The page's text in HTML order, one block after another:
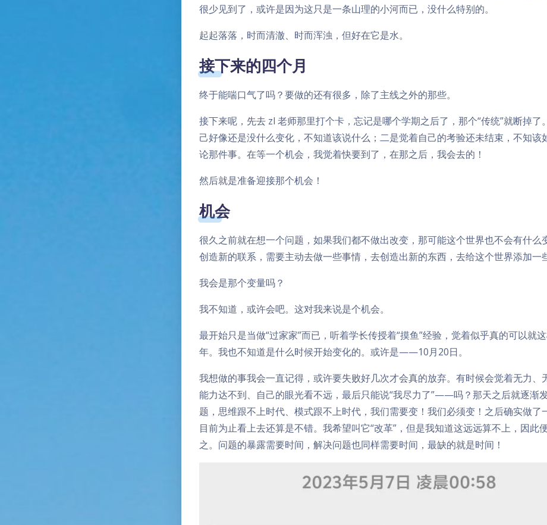
很少见到了，或许是因为这只是一条山理的小河而已，没什么特别的。
起起落落，时而清澈、时而浑浊，但好在它是水。
接下来的四个月
终于能喘口气了吗？要做的还有很多，除了主线之外的那些。
接下来呢，先去 zl 老师那里打个卡，忘记是哪个学期之后了，那个“传统”就断掉了
己好像还是没什么变化，不知道该说什么；二是觉着自己的考验还未结束，不知该
论那件事。在等一个机会，我觉着快要到了，在那之后，我会去的！
然后就是准备迎接那个机会！
机会
很久之前就在想一个问题，如果我们都不做出改变，那可能这个世界也不会有什么
创造新的联系，需要主动去做一些事情，去创造出新的东西，去给这个世界添加一
我会是那个变量吗？
我不知道，或许会吧。这对我来说是个机会。
最开始只是当做“过家家”而已，听着学长传授着“摸鱼”经验，觉着似乎真的可以就
年。我也不知道是什么时候开始变化的。或许是——10月20日。
我想做的事我会一直记得，或许要失败好几次才会真的放弃。有时候会觉着无力、
能力达不到、自己的眼光看不远，最后只能说“我尽力了”——吗？那天之后就逐渐
题，思维跟不上时代、模式跟不上时代，我们需要变！我们必须变！之后确实做了
目前为止看上去还算是不错。我希望叫它“改革”，但是我知道这远远算不上，因此
之。问题的暴露需要时间，解决问题也同样需要时间，最缺的就是时间！